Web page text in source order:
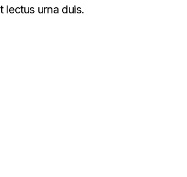
lectus urna duis.